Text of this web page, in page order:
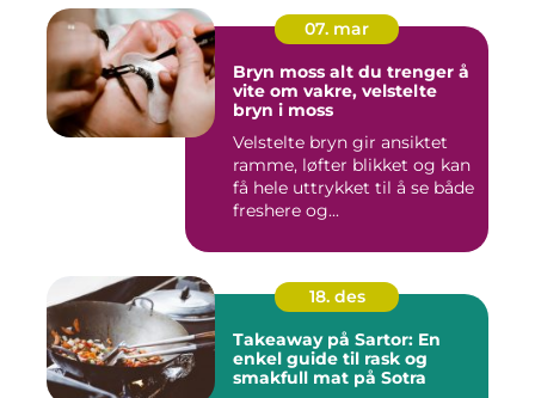
07. mar
Bryn moss alt du trenger å
vite om vakre, velstelte
bryn i moss
Velstelte bryn gir ansiktet
ramme, løfter blikket og kan
få hele uttrykket til å se både
freshere og...
18. des
Takeaway på Sartor: En
enkel guide til rask og
smakfull mat på Sotra